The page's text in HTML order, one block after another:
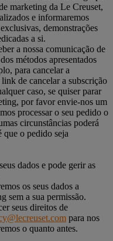
marketing da Le Creuset,
e informaremos
demonstrações
a si.
a nossa comunicação de
métodos apresentados
para cancelar a
de cancelar a subscrição
caso, se quiser parar
por favor envie-nos um
processar o seu pedido o
circunstâncias poderá
que o pedido seja
dados e pode gerir as
os seus dados a
sem a sua permissão.
seus direitos de
para nos
o quanto antes.